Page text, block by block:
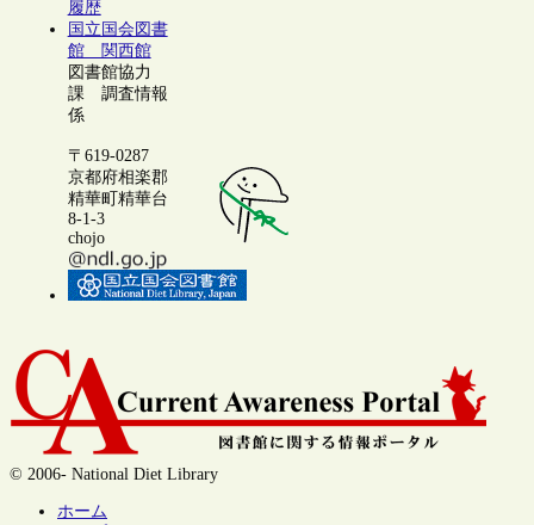
履歴
国立国会図書
館 関西館
図書館協力
課 調査情報
係
〒619-0287
京都府相楽郡
精華町精華台
8-1-3
chojo
© 2006- National Diet Library
ホーム